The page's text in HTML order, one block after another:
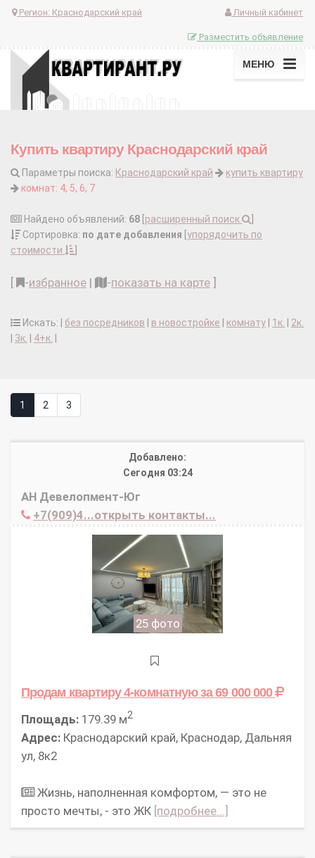
Регион: Краснодарский край Личный кабинет
Разместить объявление
МЕНЮ
Купить квартиру Краснодарский край
Параметры поиска: Краснодарский край
купить квартиру
комнат: 4, 5, 6, 7
Найдено объявлений: 68 расширенный поиск
Сортировка: по дате добавления упорядочить по
стоимости
-избранное | -показать на карте
Искать: | без посредников в новостройке комнату 1к.
2к.
3к. 4+к.
1 2 3
Добавлено:
Сегодня 03:24
АН Девелопмент-Юг
+7(909)4...открыть контакты...
25 фото
Продам квартиру 4-комнатнуюза 69 000 000
Площадь: 179.39 м2
Адрес: Краснодарский край, Краснодар, Дальняя
ул, 8к2
Жизнь, наполненная комфортом, — это не
просто мечты, - это ЖК [подробнее...]